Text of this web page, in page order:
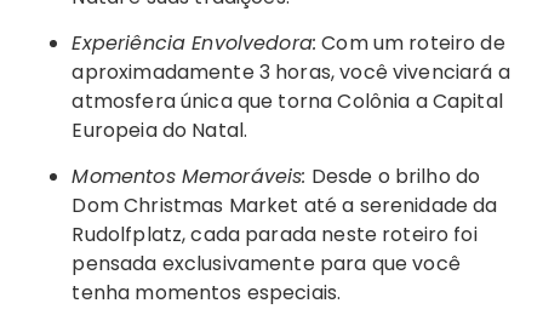
Experiência Envolvedora: Com um roteiro de
aproximadamente 3 horas, você vivenciará a
atmosfera única que torna Colônia a Capital
Europeia do Natal.
Momentos Memoráveis: Desde o brilho do
Dom Christmas Market até a serenidade da
Rudolfplatz, cada parada neste roteiro foi
pensada exclusivamente para que você
tenha momentos especiais.